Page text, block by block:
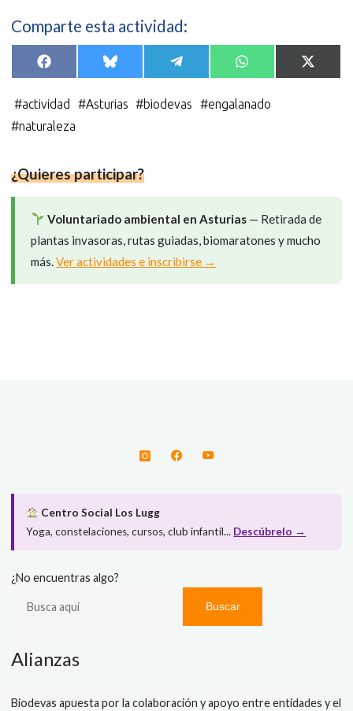
Comparte esta actividad:
Compartir
en
F
a
e
b
o
o
Compartir
en
B
l
e
s
Compartir
en
e
e
g
Compartir
en
h
t
s
en
(
#actividad #Asturias #biodevas #engalanado
#naturaleza
¿Quieres participar?
Voluntariado ambiental en Asturias— Retirada de
plantas invasoras, rutas guiadas, biomaratones y mucho
más.Ver actividades e inscribirse →
Centro Social Los Lugg
Yoga, constelaciones, cursos, club infantil... Descúbrelo →
¿No encuentras algo?
Buscar
Alianzas
Biodevas apuesta por la colaboración y apoyo entre entidades y el